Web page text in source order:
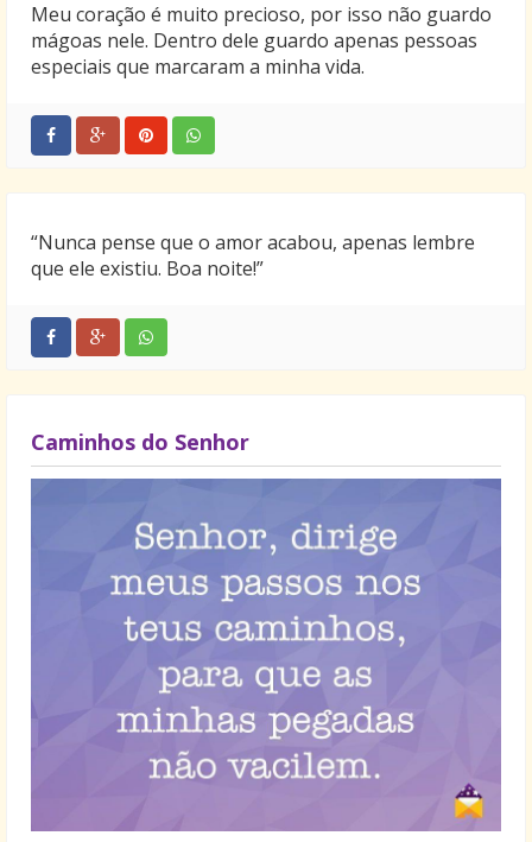
Meu coração é muito precioso, por isso não guardo
mágoas nele. Dentro dele guardo apenas pessoas
especiais que marcaram a minha vida.
“Nunca pense que o amor acabou, apenas lembre
que ele existiu. Boa noite!”
Caminhos do Senhor